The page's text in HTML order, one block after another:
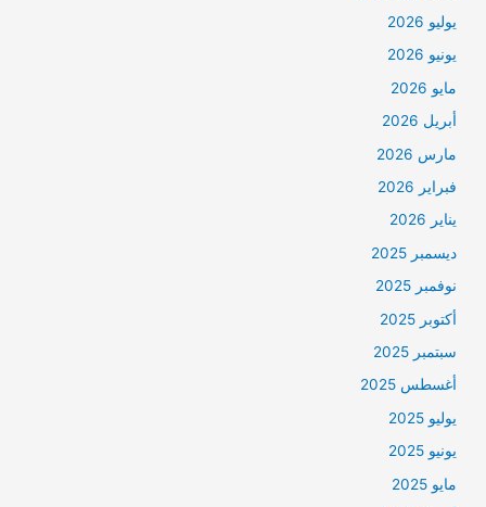
يوليو 2026
يونيو 2026
مايو 2026
أبريل 2026
مارس 2026
فبراير 2026
يناير 2026
ديسمبر 2025
نوفمبر 2025
أكتوبر 2025
سبتمبر 2025
أغسطس 2025
يوليو 2025
يونيو 2025
مايو 2025